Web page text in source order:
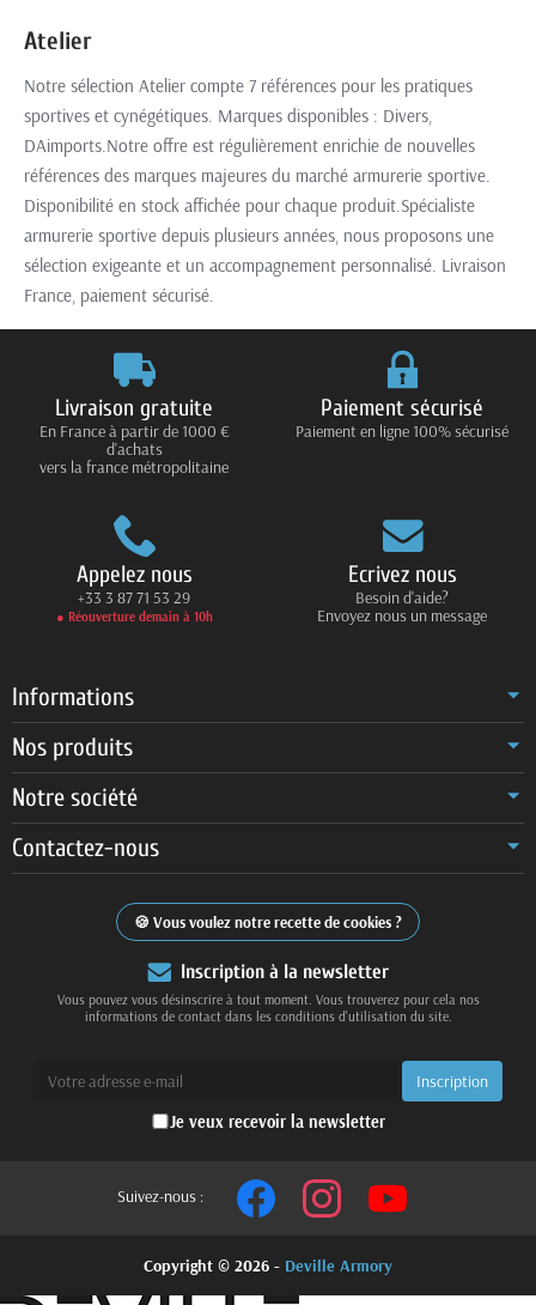
Atelier
Notre sélection Atelier compte 7 références pour les pratiques
sportives et cynégétiques. Marques disponibles : Divers,
DAimports.Notre offre est régulièrement enrichie de nouvelles
références des marques majeures du marché armurerie sportive.
Disponibilité en stock affichée pour chaque produit.Spécialiste
armurerie sportive depuis plusieurs années, nous proposons une
sélection exigeante et un accompagnement personnalisé. Livraison
France, paiement sécurisé.
Livraison gratuite
En France à partir de 1000 €
d'achats
vers la france métropolitaine
Paiement sécurisé
Paiement en ligne 100% sécurisé
Appelez nous
+33 3 87 71 53 29
● Réouverture demain à 10h
Ecrivez nous
Besoin d'aide?
Envoyez nous un message
Informations
Nos produits
Notre société
Contactez-nous
Vous voulez notre recette de cookies ?
Inscription à la newsletter
Vous pouvez vous désinscrire à tout moment. Vous trouverez pour cela nos
informations de contact dans les conditions d'utilisation du site.
Je veux recevoir la newsletter
Suivez-nous :
Copyright © 2026 - Deville Armory